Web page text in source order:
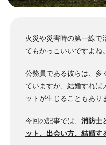
火災や災害時の第一線で
てもかっこいいですよね。
公務員である彼らは、多
ていますが、結婚すれば
ットが生じることもあり
今回の記事では、 消防士
ット、出会い方、結婚